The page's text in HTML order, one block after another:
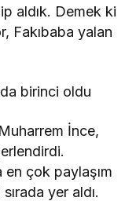
aldık. Demek ki
Fakıbaba yalan
birinci oldu
İnce,
en çok paylaşım
yer aldı.